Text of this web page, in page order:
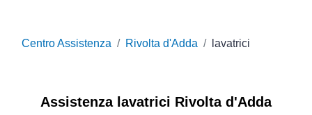
Centro Assistenza Rivolta d'Adda lavatrici
Assistenza lavatrici Rivolta d'Adda